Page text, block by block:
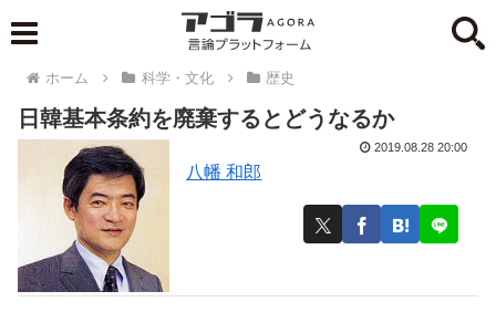
ホーム 科学・文化 歴史
日韓基本条約を廃棄するとどうなるか
八幡 和郎
2019.08.28 20:00